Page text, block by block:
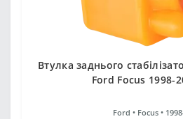
Втулка заднього
Ford Focus 1998-
Ford • Focus •